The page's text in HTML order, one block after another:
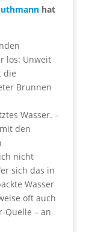
hat
los: Unweit
die
Brunnen
Wasser. –
den
nicht
sich das in
Wasser
oft auch
Quelle – an